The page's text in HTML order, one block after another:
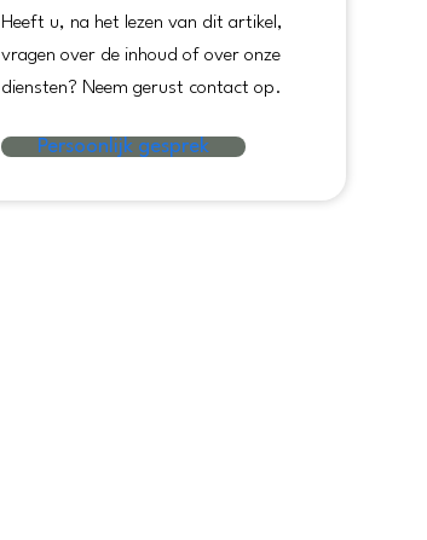
Heeft u, na het lezen van dit artikel,
vragen over de inhoud of over onze
diensten? Neem gerust contact op.
Persoonlijk gesprek